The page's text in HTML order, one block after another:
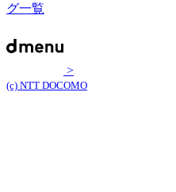
グ一覧
>
(c) NTT DOCOMO